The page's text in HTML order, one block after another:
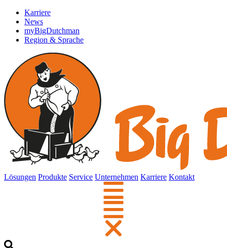
Karriere
News
myBigDutchman
Region & Sprache
Lösungen Produkte Service Unternehmen Karriere Kontakt